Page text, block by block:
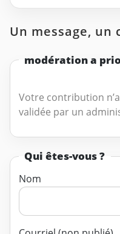
Un message, un
modération a
Votre contribution
validée par un
Qui êtes-vous ?
Nom